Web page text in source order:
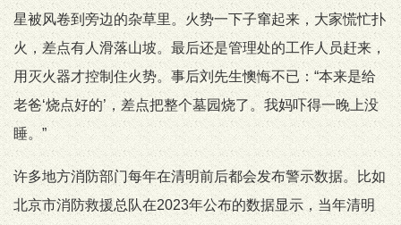
星被风卷到旁边的杂草里。火势一下子窜起来，大家慌忙扑
火，差点有人滑落山坡。最后还是管理处的工作人员赶来，
用灭火器才控制住火势。事后刘先生懊悔不已：“本来是给
老爸‘烧点好的’，差点把整个墓园烧了。我妈吓得一晚上没
睡。”
许多地方消防部门每年在清明前后都会发布警示数据。比如
北京市消防救援总队在2023年公布的数据显示，当年清明